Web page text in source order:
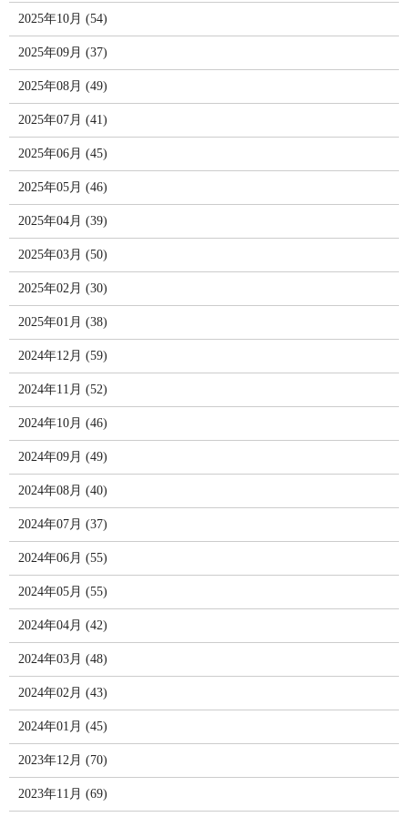
2025年10月 (54)
2025年09月 (37)
2025年08月 (49)
2025年07月 (41)
2025年06月 (45)
2025年05月 (46)
2025年04月 (39)
2025年03月 (50)
2025年02月 (30)
2025年01月 (38)
2024年12月 (59)
2024年11月 (52)
2024年10月 (46)
2024年09月 (49)
2024年08月 (40)
2024年07月 (37)
2024年06月 (55)
2024年05月 (55)
2024年04月 (42)
2024年03月 (48)
2024年02月 (43)
2024年01月 (45)
2023年12月 (70)
2023年11月 (69)